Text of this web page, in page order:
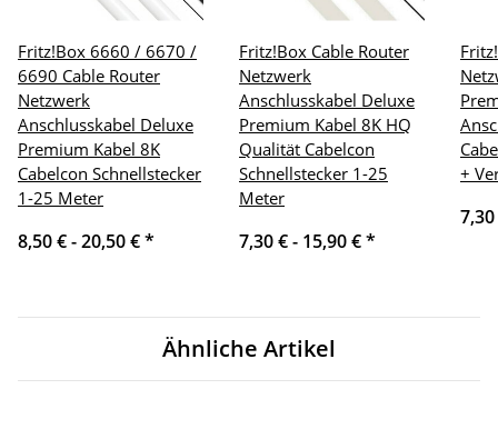
Fritz!Box 6660 / 6670 /
6690 Cable Router
Netzwerk
Anschlusskabel Deluxe
Premium Kabel 8K
Cabelcon Schnellstecker
1-25 Meter
8,50 € -20,50 €*
Fritz!Box Cable Router
Netzwerk
Anschlusskabel Deluxe
Premium Kabel 8K HQ
Qualität Cabelcon
Schnellstecker 1-25
Meter
7,30 € - 15,90 €*
+
Ähnliche Artikel